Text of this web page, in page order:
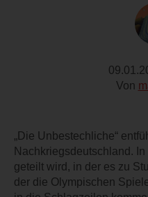
Von
„Die Unbestechliche“
Nachkriegsdeutschland.
geteilt wird, in der es zu
der die Olympischen